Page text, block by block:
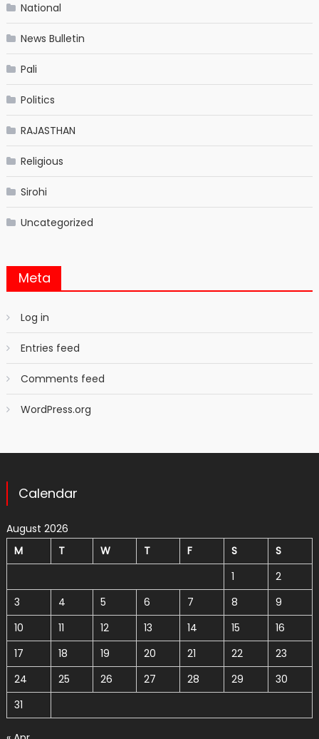
National
News Bulletin
Pali
Politics
RAJASTHAN
Religious
Sirohi
Uncategorized
Meta
Log in
Entries feed
Comments feed
WordPress.org
Calendar
August 2026
M
T W T F S
S
1
2
3
4 5 6 7 8
9
10
11 12 13 14 15
16
17
18 19 20 21 22
23
24
25 26 27 28 29
30
31